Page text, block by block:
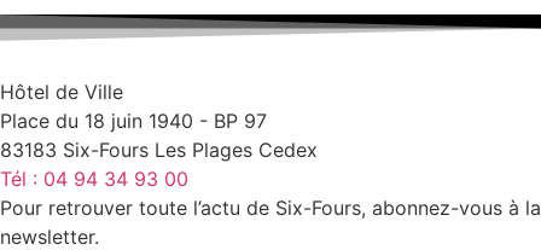
Hôtel de Ville
Place du 18 juin 1940 - BP 97
83183 Six-Fours Les Plages Cedex
Tél : 04 94 34 93 00
Pour retrouver toute l’actu de Six-Fours, abonnez-vous à la
newsletter.